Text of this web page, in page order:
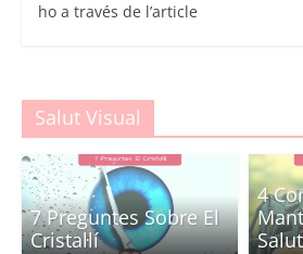
ho a través de l’article
Salut Visual
7 Preguntes Sobre El
Cristal·lí
4